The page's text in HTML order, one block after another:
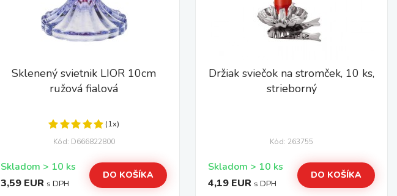
Sklenený svietnik LIOR 10cm
ružová fialová
(1x)
Kód: D666822800
Skladom > 10 ks
3,59 EUR s DPH
DO KOŠÍKA
Držiak sviečok na stromček, 10 ks,
strieborný
Kód: 263755
Skladom > 10 ks
4,19 EUR s DPH
DO KOŠÍKA